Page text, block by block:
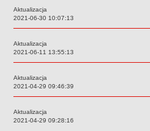
Burmistrz Lubniewic
Sekretarz Gminy
Informacja turystyczna
Regulamin i schemat organizacyjny
Przewodnik po urzędzie
Aktualizacja
Data:
2021-06-30 10:07:13
Aktualizacja
Data:
2021-06-11 13:55:13
Aktualizacja
Data:
2021-04-29 09:46:39
Aktualizacja
Data:
2021-04-29 09:28:16